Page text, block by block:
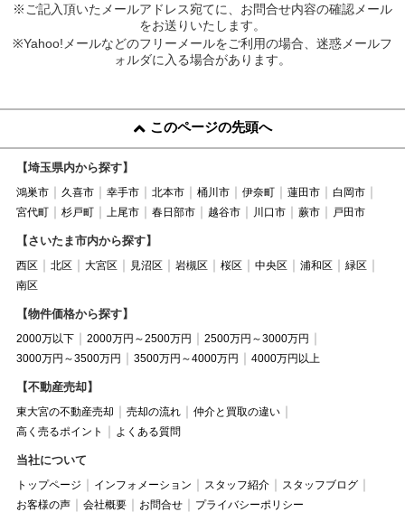
※ご記入頂いたメールアドレス宛てに、お問合せ内容の確認メール
をお送りいたします。
※Yahoo!メールなどのフリーメールをご利用の場合、迷惑メールフ
ォルダに入る場合があります。
このページの先頭へ
【埼玉県内から探す】
鴻巣市 久喜市 幸手市 北本市 桶川市 伊奈町 蓮田市
白岡市
宮代町
杉戸町 上尾市 春日部市 越谷市 川口市 蕨市 戸田市
【さいたま市内から探す】
西区 北区 大宮区 見沼区 岩槻区 桜区 中央区 浦和区
緑区
南区
【物件価格から探す】
2000万以下 2000万円～2500万円
2500万円～3000万円
3000万円～3500万円
3500万円～4000万円 4000万円以上
【不動産売却】
東大宮の不動産売却 売却の流れ
仲介と買取の違い
高く売るポイント
よくある質問
当社について
トップページ インフォメーション スタッフ紹介
スタッフブログ
お客様の声
会社概要 お問合せ プライバシーポリシー